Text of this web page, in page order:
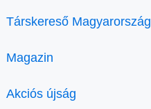
Társkereső Magyarország
Magazin
Akciós újság